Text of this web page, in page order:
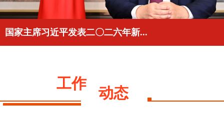
国家主席习近平发表二〇二六年新...
工作
动态